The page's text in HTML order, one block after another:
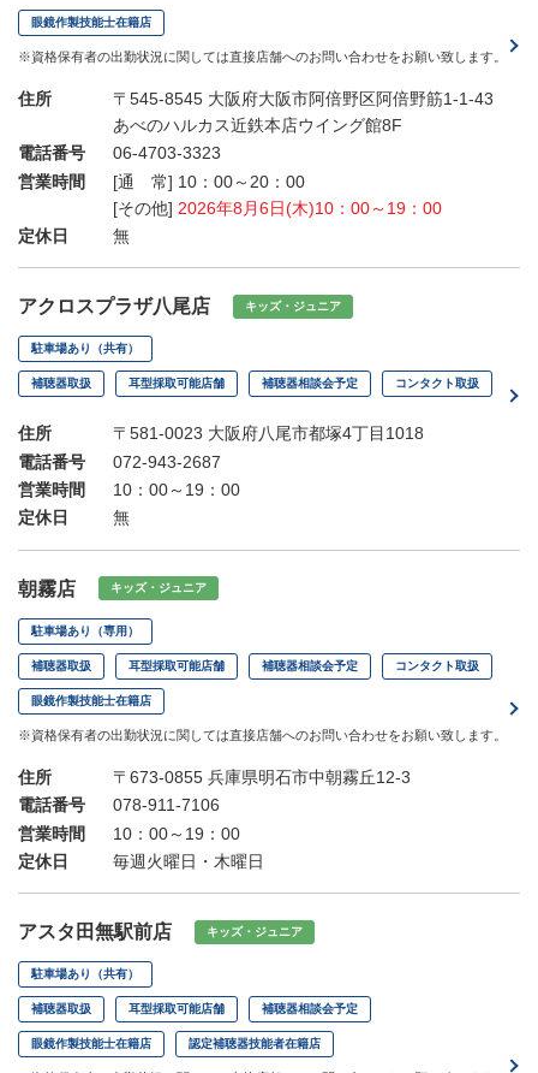
眼鏡作製技能士在籍店
※資格保有者の出勤状況に関しては直接店舗へのお問い合わせをお願い致します。
住所
〒545-8545 大阪府大阪市阿倍野区阿倍野筋1-1-43
あべのハルカス近鉄本店ウイング館8F
電話番号
06-4703-3323
営業時間
[通 常] 10：00～20：00
[その他] 2026年8月6日(木)10：00～19：00
定休日
無
アクロスプラザ八尾店 キッズ・ジュニア
駐車場あり（共有）
補聴器取扱 耳型採取可能店舗 補聴器相談会予定 コンタクト取扱
住所
〒581-0023 大阪府八尾市都塚4丁目1018
電話番号
072-943-2687
営業時間
10：00～19：00
定休日
無
朝霧店 キッズ・ジュニア
駐車場あり（専用）
補聴器取扱 耳型採取可能店舗 補聴器相談会予定 コンタクト取扱
眼鏡作製技能士在籍店
※資格保有者の出勤状況に関しては直接店舗へのお問い合わせをお願い致します。
住所
〒673-0855 兵庫県明石市中朝霧丘12-3
電話番号
078-911-7106
営業時間
10：00～19：00
定休日
毎週火曜日・木曜日
アスタ田無駅前店 キッズ・ジュニア
駐車場あり（共有）
補聴器取扱 耳型採取可能店舗 補聴器相談会予定
眼鏡作製技能士在籍店 認定補聴器技能者在籍店